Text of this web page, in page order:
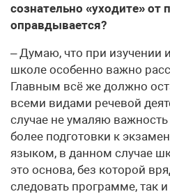
сознательно «уходите» от
оправдывается?
– Думаю, что при изучении
школе особенно важно
Главным всё же должно
всеми видами речевой
случае не умаляю
более подготовки к
языком, в данном случае
это основа, без которой
следовать программе, так